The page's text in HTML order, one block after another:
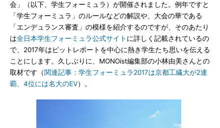
会」（以下、学生フォーミュラ）が開催されました。例年ですと
「学生フォーミュラ」のルールなどの解説や、大会の華である
「エンデュランス審査」の模様を紹介するのですが、そのあたり
は全日本学生フォーミュラ公式サイト に詳しく記載されているの
で、2017年はピットレポートを中心に熱き学生たち思いを伝える
ことにします。久しぶりに、MONOist編集部の小林由美さんとの
取材です（関連記事：学生フォーミュラ2017は京都工繊大が2連
覇、4位には名大のEV）。